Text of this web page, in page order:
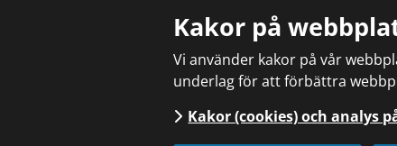
Kakor på
Vi använder kakor på vår
underlag för att förbättra
Kakor (cookies) och analys